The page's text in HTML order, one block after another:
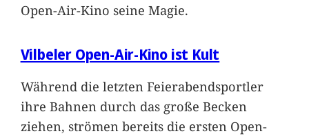
Open-Air-Kino seine Magie.
Vilbeler Open-Air-Kino ist Kult
Während die letzten Feierabendsportler
ihre Bahnen durch das große Becken
ziehen, strömen bereits die ersten Open-